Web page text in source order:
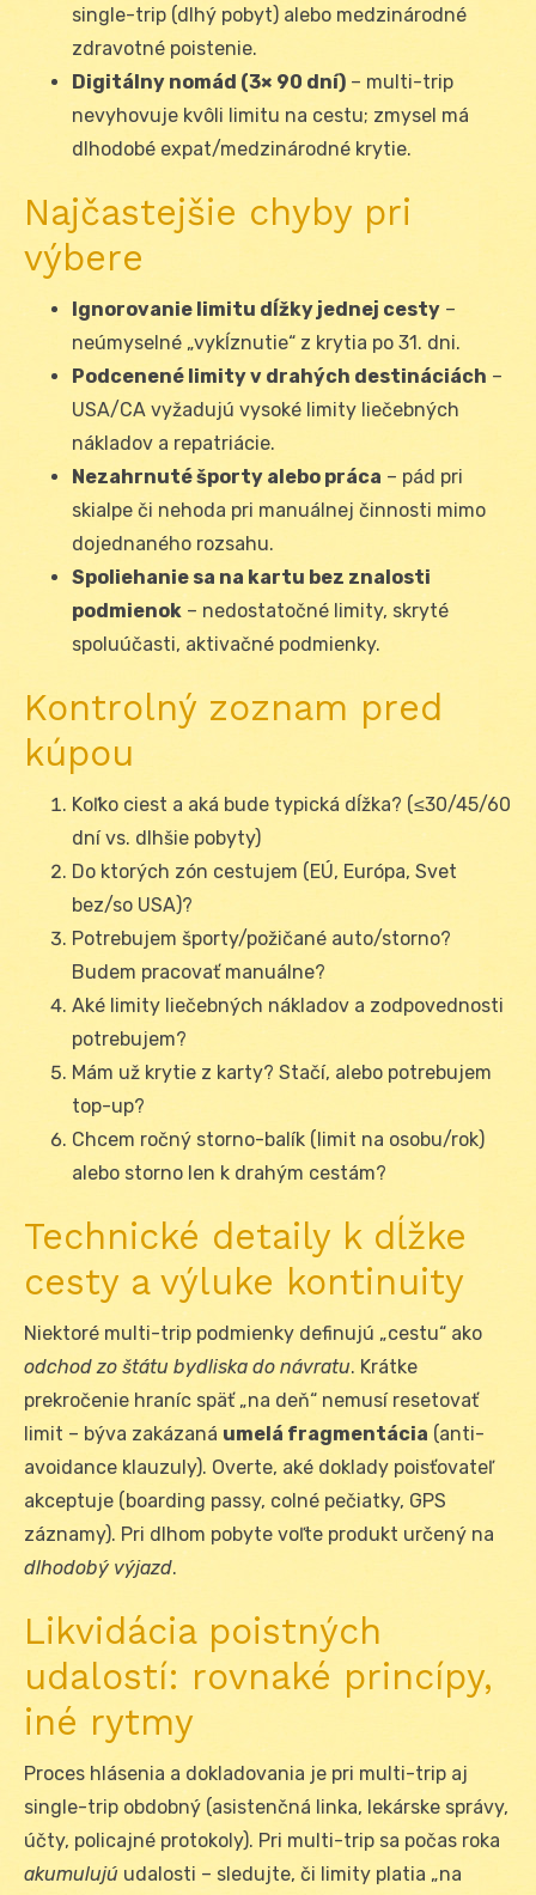
single-trip (dlhý pobyt) alebo medzinárodné
zdravotné poistenie.
Digitálny nomád (3× 90 dní) – multi-trip
nevyhovuje kvôli limitu na cestu; zmysel má
dlhodobé expat/medzinárodné krytie.
Najčastejšie chyby pri
výbere
Ignorovanie limitu dĺžky jednej cesty –
neúmyselné „vykĺznutie“ z krytia po 31. dni.
Podcenené limity v drahých destináciách –
USA/CA vyžadujú vysoké limity liečebných
nákladov a repatriácie.
Nezahrnuté športy alebo práca – pád pri
skialpe či nehoda pri manuálnej činnosti mimo
dojednaného rozsahu.
Spoliehanie sa na kartu bez znalosti
podmienok – nedostatočné limity, skryté
spoluúčasti, aktivačné podmienky.
Kontrolný zoznam pred
kúpou
Koľko ciest a aká bude typická dĺžka? (≤30/45/60
dní vs. dlhšie pobyty)
Do ktorých zón cestujem (EÚ, Európa, Svet
bez/so USA)?
Potrebujem športy/požičané auto/storno?
Budem pracovať manuálne?
Aké limity liečebných nákladov a zodpovednosti
potrebujem?
Mám už krytie z karty? Stačí, alebo potrebujem
top-up?
Chcem ročný storno-balík (limit na osobu/rok)
alebo storno len k drahým cestám?
Technické detaily k dĺžke
cesty a výluke kontinuity
Niektoré multi-trip podmienky definujú „cestu“ ako
odchod zo štátu bydliska do návratu. Krátke
prekročenie hraníc späť „na deň“ nemusí resetovať
limit – býva zakázaná umelá fragmentácia (anti-
avoidance klauzuly). Overte, aké doklady poisťovateľ
akceptuje (boarding passy, colné pečiatky, GPS
záznamy). Pri dlhom pobyte voľte produkt určený na
dlhodobý výjazd.
Likvidácia poistných
udalostí: rovnaké princípy,
iné rytmy
Proces hlásenia a dokladovania je pri multi-trip aj
single-trip obdobný (asistenčná linka, lekárske správy,
účty, policajné protokoly). Pri multi-trip sa počas roka
akumulujú udalosti – sledujte, či limity platia „na